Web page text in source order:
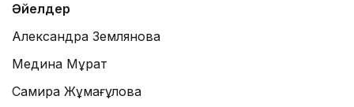
Әйелдер
Александра Землянова
Медина Мұрат
Самира Жұмағұлова